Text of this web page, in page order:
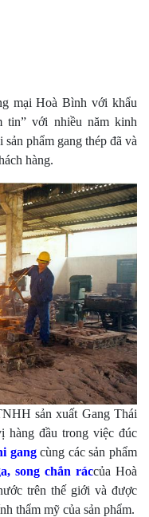
mại Hoà Bình với khẩu
tin” với nhiều năm kinh
phẩm gang thép đã và
hàng.
sản xuất Gang Thái
hàng đầu trong việc đúc
gangcùng các sản phẩm
song chắn ráccủa Hoà
trên thế giới và được
thẩm mỹ của sản phẩm.